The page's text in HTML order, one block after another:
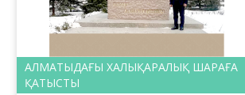
АЛМАТЫДАҒЫ ХАЛЫҚАРАЛЫҚ ШАРАҒА
ҚАТЫСТЫ